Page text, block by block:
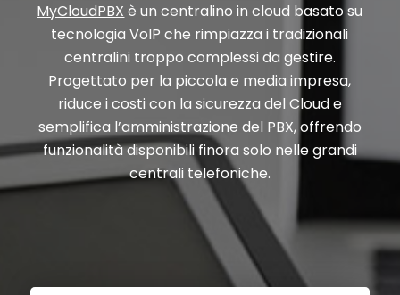
MyCloudPBX è un centralino in cloud basato su
tecnologia VoIP che rimpiazza i tradizionali
centralini troppo complessi da gestire.
Progettato per la piccola e media impresa,
riduce i costi con la sicurezza del Cloud e
semplifica l’amministrazione del PBX, offrendo
funzionalità disponibili finora solo nelle grandi
centrali telefoniche.